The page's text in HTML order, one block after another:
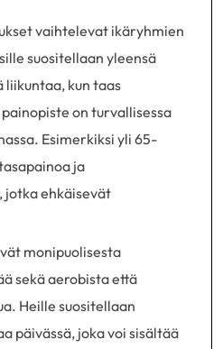
vaihtelevat ikäryhmien
suositellaan yleensä
kun taas
on turvallisessa
Esimerkiksi yli 65-
ja
jotka ehkäisevät
monipuolisesta
sekä aerobista että
Heille suositellaan
päivässä, joka voi sisältää